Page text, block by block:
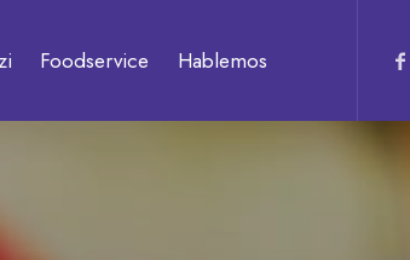
Foodservice Hablemos